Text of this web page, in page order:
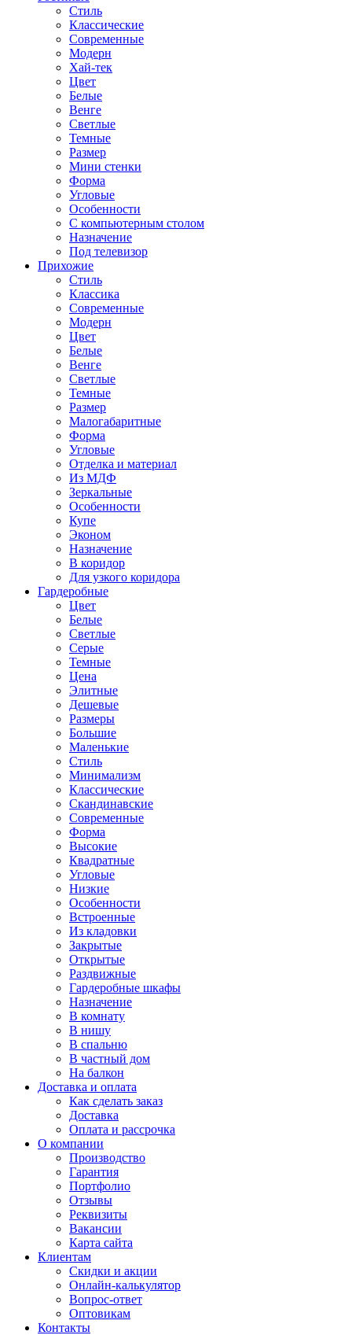
Стиль
Классические
Современные
Модерн
Хай-тек
Цвет
Белые
Венге
Светлые
Темные
Размер
Мини стенки
Форма
Угловые
Особенности
С компьютерным столом
Назначение
Под телевизор
Прихожие
Стиль
Классика
Современные
Модерн
Цвет
Белые
Венге
Светлые
Темные
Размер
Малогабаритные
Форма
Угловые
Отделка и материал
Из МДФ
Зеркальные
Особенности
Купе
Эконом
Назначение
В коридор
Для узкого коридора
Гардеробные
Цвет
Белые
Светлые
Серые
Темные
Цена
Элитные
Дешевые
Размеры
Большие
Маленькие
Стиль
Минимализм
Классические
Скандинавские
Современные
Форма
Высокие
Квадратные
Угловые
Низкие
Особенности
Встроенные
Из кладовки
Закрытые
Открытые
Раздвижные
Гардеробные шкафы
Назначение
В комнату
В нишу
В спальню
В частный дом
На балкон
Доставка и оплата
Как сделать заказ
Доставка
Оплата и рассрочка
О компании
Производство
Гарантия
Портфолио
Отзывы
Реквизиты
Вакансии
Карта сайта
Клиентам
Скидки и акции
Онлайн-калькулятор
Вопрос-ответ
Оптовикам
Контакты